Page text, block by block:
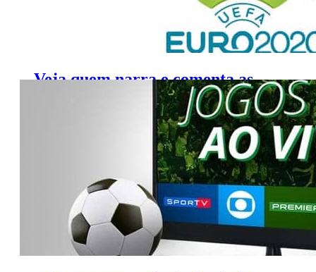
Veja quem narra e comenta as
semifinais da Eurocopa na TV